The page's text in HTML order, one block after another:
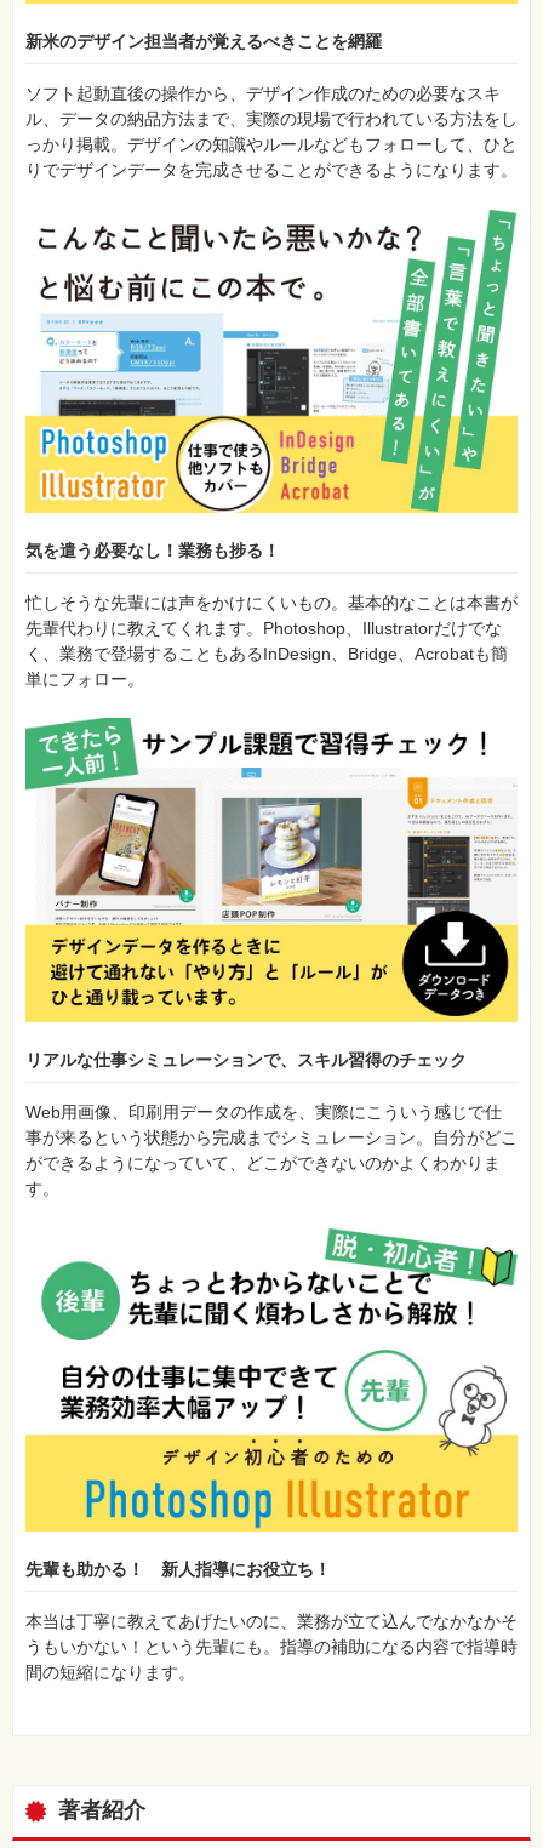
新米のデザイン担当者が覚えるべきことを網羅
ソフト起動直後の操作から、デザイン作成のための必要なスキ
ル、データの納品方法まで、実際の現場で行われている方法をし
っかり掲載。デザインの知識やルールなどもフォローして、ひと
りでデザインデータを完成させることができるようになります。
気を遣う必要なし！業務も捗る！
忙しそうな先輩には声をかけにくいもの。基本的なことは本書が
先輩代わりに教えてくれます。Photoshop、Illustratorだけでな
く、業務で登場することもあるInDesign、Bridge、Acrobatも簡
単にフォロー。
リアルな仕事シミュレーションで、スキル習得のチェック
Web用画像、印刷用データの作成を、実際にこういう感じで仕
事が来るという状態から完成までシミュレーション。自分がどこ
ができるようになっていて、どこができないのかよくわかりま
す。
先輩も助かる！ 新人指導にお役立ち！
本当は丁寧に教えてあげたいのに、業務が立て込んでなかなかそ
うもいかない！という先輩にも。指導の補助になる内容で指導時
間の短縮になります。
著者紹介